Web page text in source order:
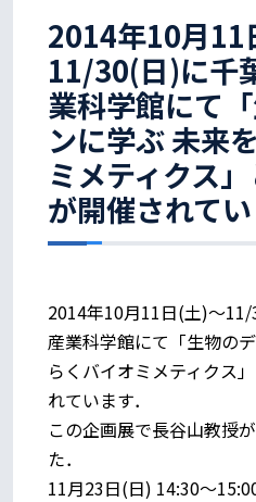
2014年10月11
11/30(日)に千
業科学館にて
ンに学ぶ 未来
ミメティクス
が開催されてい
2014年10月11日(土)～
産業科学館にて「生物の
らくバイオミメティクス
れています．
この企画展で長谷山教授
た．
11月23日(日) 14:30～